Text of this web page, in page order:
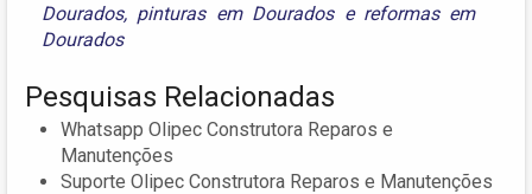
Dourados, pinturas em Douradose reformas em
Dourados
Pesquisas Relacionadas
Whatsapp Olipec Construtora Reparos e
Manutenções
Suporte Olipec Construtora Reparos e Manutenções